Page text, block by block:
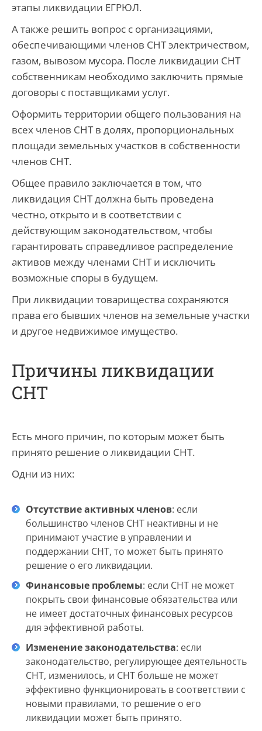
этапы ликвидации ЕГРЮЛ.
А также решить вопрос с организациями,
обеспечивающими членов СНТ электричеством,
газом, вывозом мусора. После ликвидации СНТ
собственникам необходимо заключить прямые
договоры с поставщиками услуг.
Оформить территории общего пользования на
всех членов СНТ в долях, пропорциональных
площади земельных участков в собственности
членов СНТ.
Общее правило заключается в том, что
ликвидация СНТ должна быть проведена
честно, открыто и в соответствии с
действующим законодательством, чтобы
гарантировать справедливое распределение
активов между членами СНТ и исключить
возможные споры в будущем.
При ликвидации товарищества сохраняются
права его бывших членов на земельные участки
и другое недвижимое имущество.
Причины ликвидации
СНТ
Есть много причин, по которым может быть
принято решение о ликвидации СНТ.
Одни из них:
Отсутствие активных членов: если
большинство членов СНТ неактивны и не
принимают участие в управлении и
поддержании СНТ, то может быть принято
решение о его ликвидации.
Финансовые проблемы: если СНТ не может
покрыть свои финансовые обязательства или
не имеет достаточных финансовых ресурсов
для эффективной работы.
Изменение законодательства: если
законодательство, регулирующее деятельность
СНТ, изменилось, и СНТ больше не может
эффективно функционировать в соответствии с
новыми правилами, то решение о его
ликвидации может быть принято.